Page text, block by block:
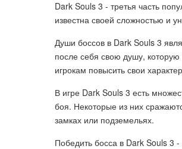
Dark Souls 3 - третья часть
известна своей сложностью и
Души боссов в Dark Souls 3
после себя свою душу,
игрокам повысить свои
В игре Dark Souls 3 есть
боя. Некоторые из них
замках или подземельях.
Победить босса в Dark Souls 3